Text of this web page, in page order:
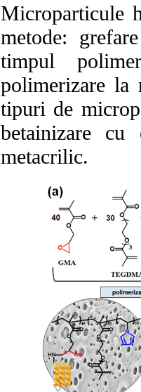
Microparticule
metode:
timpul
polimerizare la
tipuri de
betainizare
metacrilic.